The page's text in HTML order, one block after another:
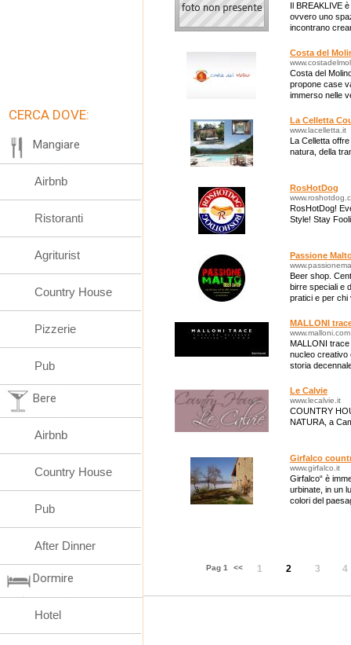
Il BREAKLIVE
ovvero uno
incontrano
Costa del
Costa del
propone case
immerso nelle
La Celletta
www.lacelletta.it
La Celletta
natura, della
RosHotDog
RosHotDog!
Style! Stay
Passione
Beer shop.
birre speciali e
pratici e per chi
MALLONI
www.malloni.com
MALLONI trace
nucleo creativo
storia
Le Calvie
www.lecalvie.it
COUNTRY
NATURA, a
Girfalco
www.girfalco.it
Girfalco“ è
urbinate, in un
colori del
Pag 1 << 1 2 3 4
CERCA DOVE:
Mangiare
Airbnb
Ristoranti
Agriturist
Country House
Pizzerie
Pub
Bere
Airbnb
Country House
Pub
After Dinner
Dormire
Hotel